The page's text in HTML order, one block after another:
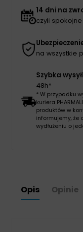
14 dni na
czyli
na wszystkie
Szybka
48h*
* W przypadku
kuriera
produktów w
informujemy,
wydłużeniu o
Opis Opinie